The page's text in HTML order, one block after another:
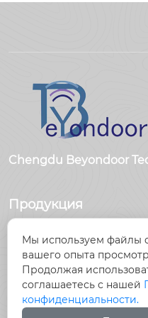
Chengdu Beyondoor
Продукция
Антенны
Радиочастотный
разъем
Радиочастотный
кабель, кабельные
Мы используем файлы
вашего опыта
Продолжая
соглашаетесь с нашей
конфиденциальности.